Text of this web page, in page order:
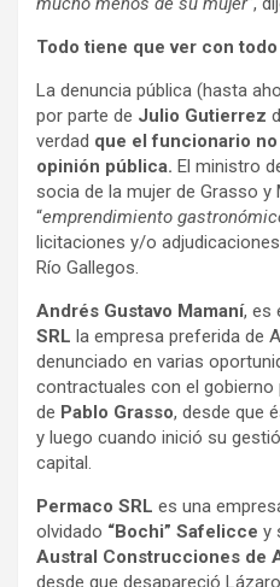
Todo tiene que ver con todo
La denuncia pública (hasta
por parte de Julio Gutierrez
verdad que el funcionario
opinión pública. El ministro
socia de la mujer de Grasso y
“emprendimiento
licitaciones y/o
Río Gallegos.
Andrés Gustavo Mamaní, es
SRL la empresa preferida de
denunciado en varias
contractuales con el gobierno
de Pablo Grasso, desde que
y luego cuando inició su
capital.
Permaco SRL es una
olvidado “Bochi” Safelicce y
Austral Construcciones de
desde que desapareció